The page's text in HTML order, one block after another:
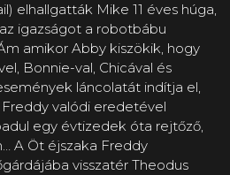
elhallgatták Mike 11 éves húga,
igazságot a robotbábu
amikor Abby kiszökik, hogy
Bonnie-val, Chicával és
láncolatát indítja el,
valódi eredetével
egy évtizedek óta rejtőző,
A Öt éjszaka Freddy
visszatér Theodus